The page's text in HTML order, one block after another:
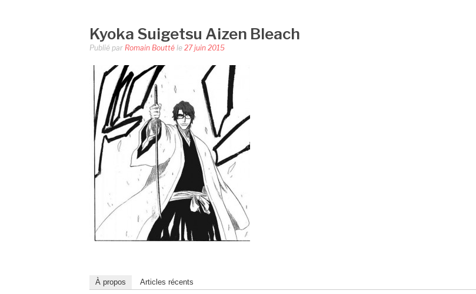
Kyoka Suigetsu Aizen Bleach
Publié par Romain Boutté le 27 juin 2015
À propos Articles récents